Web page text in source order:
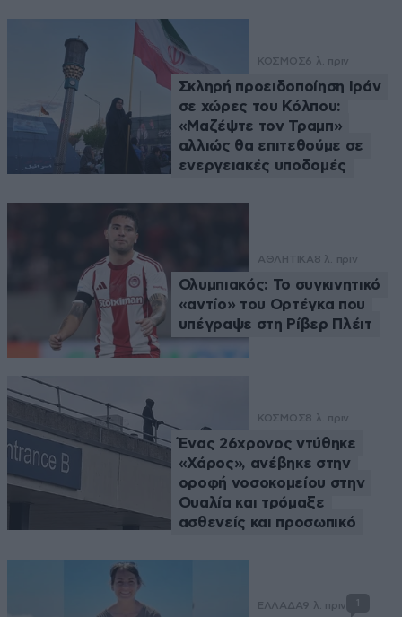
ΚΟΣΜΟΣ6 λ. πριν
Σκληρή προειδοποίηση Ιράν
σε χώρες του Κόλπου:
«Μαζέψτε τον Τραμπ»
αλλιώς θα επιτεθούμε σε
ενεργειακές υποδομές
ΑΘΛΗΤΙΚΑ8 λ. πριν
Ολυμπιακός: Το συγκινητικό
«αντίο» του Ορτέγκα που
υπέγραψε στη Ρίβερ Πλέιτ
ΚΟΣΜΟΣ8 λ. πριν
Ένας 26χρονος ντύθηκε
«Χάρος», ανέβηκε στην
οροφή νοσοκομείου στην
Ουαλία και τρόμαξε
ασθενείς και προσωπικό
ΕΛΛΑΔΑ9 λ. πριν 1